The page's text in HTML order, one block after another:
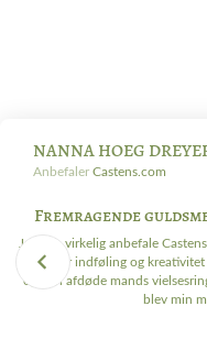
NANNA HOEG
Anbefaler Castens.com
Fremragende
Jeg kan virkelig anbefale
Med stor indføling og
og min afdøde mands
blev min